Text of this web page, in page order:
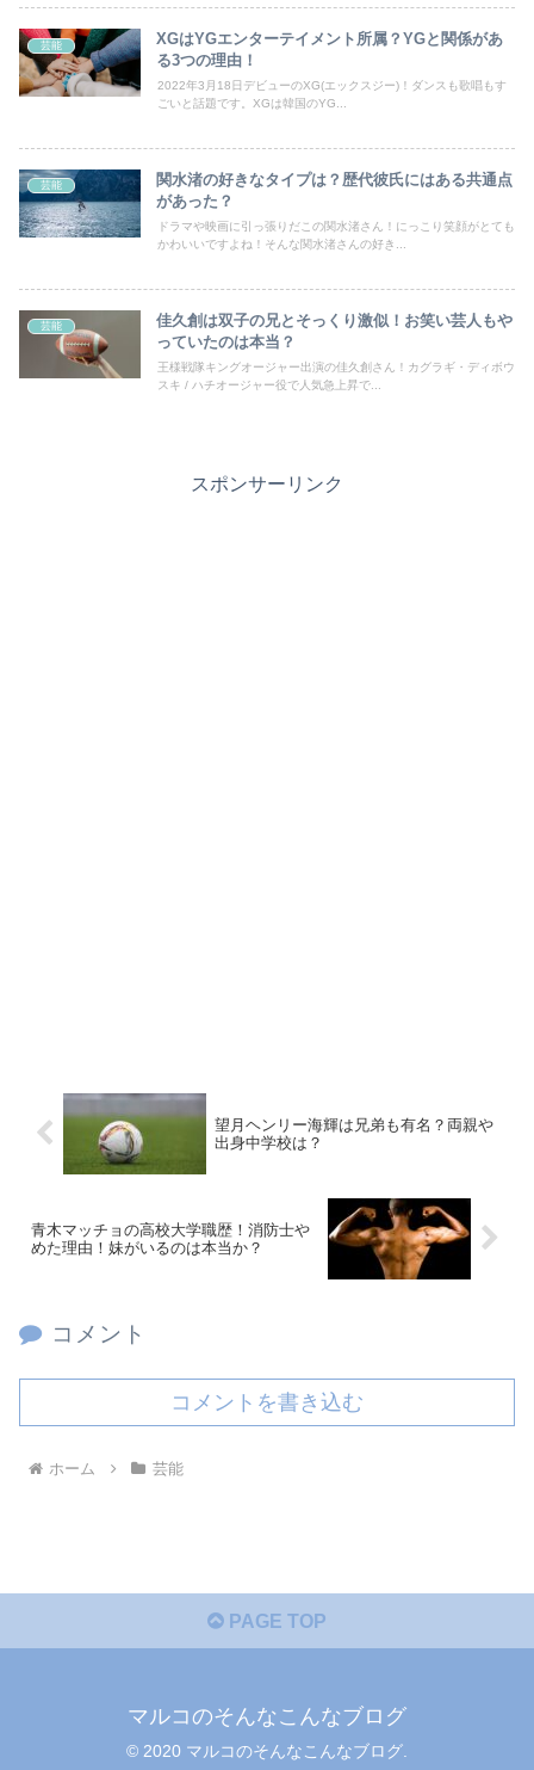
芸能
XGはYGエンターテイメント所属？YGと関係があ
る3つの理由！
2022年3月18日デビューのXG(エックスジー)！ダンスも歌唱もす
ごいと話題です。XGは韓国のYG...
芸能
関水渚の好きなタイプは？歴代彼氏にはある共通点
があった？
ドラマや映画に引っ張りだこの関水渚さん！にっこり笑顔がとても
かわいいですよね！そんな関水渚さんの好き...
芸能
佳久創は双子の兄とそっくり激似！お笑い芸人もや
っていたのは本当？
王様戦隊キングオージャー出演の佳久創さん！カグラギ・ディボウ
スキ / ハチオージャー役で人気急上昇で...
スポンサーリンク
望月ヘンリー海輝は兄弟も有名？両親や
出身中学校は？
青木マッチョの高校大学職歴！消防士や
めた理由！妹がいるのは本当か？
コメント
コメントを書き込む
ホーム 芸能
PAGE TOP
マルコのそんなこんなブログ
© 2020 マルコのそんなこんなブログ.